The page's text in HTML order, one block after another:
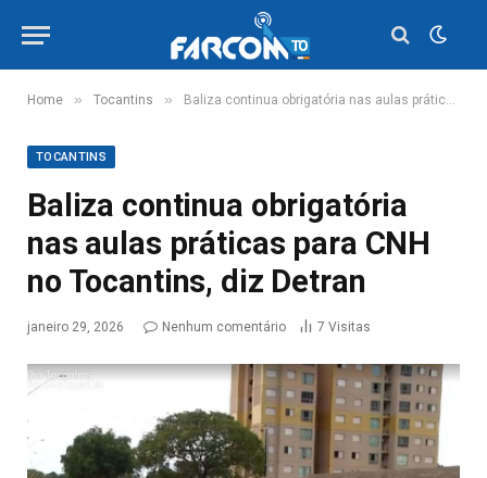
Home » Tocantins » Baliza continua obrigatória nas aulas práticas para CNH no Tocantins, diz Detran
TOCANTINS
Baliza continua obrigatória
nas aulas práticas para CNH
no Tocantins, diz Detran
janeiro 29, 2026 Nenhum comentário 7 Visitas